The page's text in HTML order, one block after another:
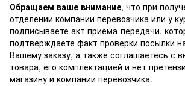
Обращаем ваше внимание, что при
отделении компании перевозчика или у
подписываете акт приема-передачи,
подтверждаете факт проверки посылки
Вашему заказу, а также соглашаетесь с
товара, его комплектацией и нет
магазину и компании перевозчика.